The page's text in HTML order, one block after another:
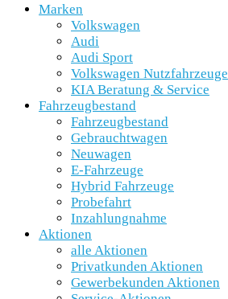
Marken
Volkswagen
Audi
Audi Sport
Volkswagen Nutzfahrzeuge
KIA Beratung & Service
Fahrzeugbestand
Fahrzeugbestand
Gebrauchtwagen
Neuwagen
E-Fahrzeuge
Hybrid Fahrzeuge
Probefahrt
Inzahlungnahme
Aktionen
alle Aktionen
Privatkunden Aktionen
Gewerbekunden Aktionen